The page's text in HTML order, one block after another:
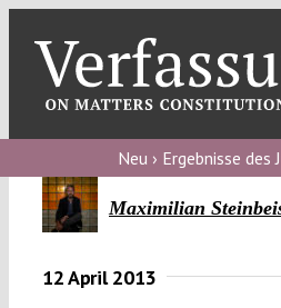
content
blog
Verfassungs
Verfassungs
Neu › Ergebnisse
Maximilian
12 April 2013